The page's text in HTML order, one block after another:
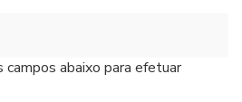
campos abaixo para efetuar